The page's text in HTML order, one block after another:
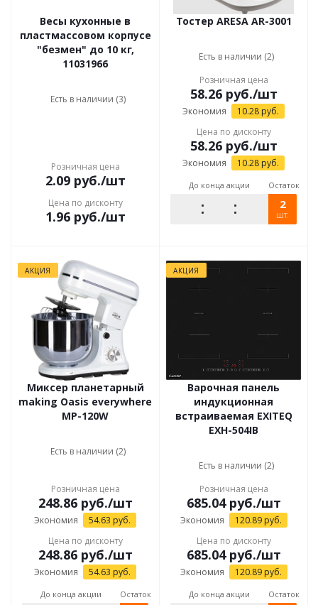
Весы кухонные в
пластмассовом корпусе
"безмен" до 10 кг,
11031966
Есть в наличии (3)
Розничная цена
2.09руб./шт
Цена по дисконту
1.96руб./шт
Тостер ARESA AR-3001
Есть в наличии (2)
Розничная цена
58.26руб./шт
Экономия 10.28 руб.
Цена по дисконту
58.26руб./шт
Экономия 10.28 руб.
До конца акции Остаток
2
шт.
АКЦИЯ
Миксер планетарный
making Oasis everywhere
MP-120W
Есть в наличии (2)
Розничная цена
248.86руб./шт
Экономия 54.63 руб.
Цена по дисконту
248.86руб./шт
Экономия 54.63 руб.
До конца акции Остаток
АКЦИЯ
Варочная панель
индукционная
встраиваемая EXITEQ
EXH-504IB
Есть в наличии (2)
Розничная цена
685.04руб./шт
Экономия 120.89руб.
Цена по дисконту
685.04руб./шт
Экономия 120.89руб.
До конца акции Остаток